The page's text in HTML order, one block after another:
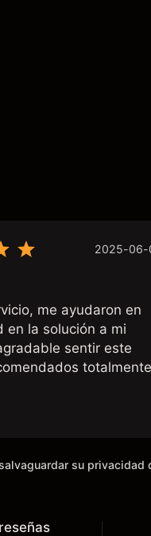
2025-06-
me ayudaron en
en la solución a mi
sentir este
su